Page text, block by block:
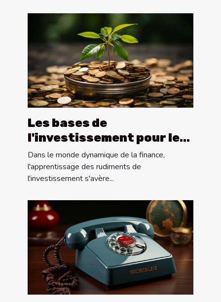
Les bases de
l'investissement pour les
débutants
Dans le monde dynamique de la finance,
l'apprentissage des rudiments de
l'investissement s'avère...